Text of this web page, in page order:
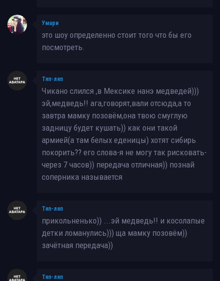
Умари
это шоу определенно стоит того что бы его
посмотреть.
Тяп-ляп
Чикано слился ,в Мексике нанэ медведей)))
эй,медведь!! ага,говорят,вали отсюда,а то
завтра мамку позовём,она твою смуглую
задницу будет кушать)) как они такой
армией(а там белых еденицы) хотят сибирь
покорить?? его слова-я не могу так рисковать-
через 7 часов)) передача отличная)) познай
соперника называется
Тяп-ляп
прикольненько)) ...эй медведь!! и косолапые
детки ломанулись))) ща мамку позовём))
зачётная передача))
Тяп-ляп